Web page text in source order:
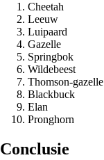
Cheetah
Leeuw
Luipaard
Gazelle
Springbok
Wildebeest
Thomson-gazelle
Blackbuck
Elan
Pronghorn
Conclusie